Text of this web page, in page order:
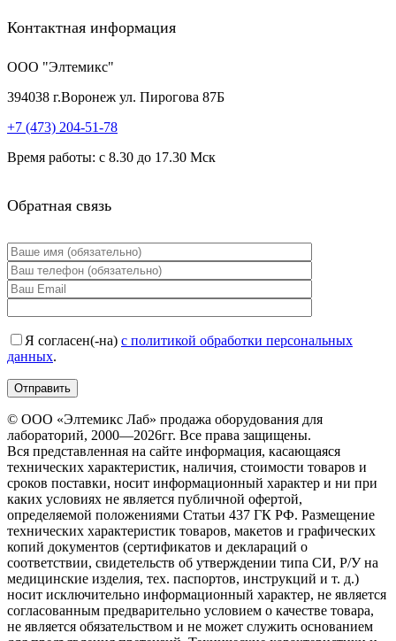
Контактная информация
ООО "Элтемикс"
394038 г.Воронеж ул. Пирогова 87Б
+7 (473) 204-51-78
Время работы: с 8.30 до 17.30 Мск
Обратная связь
Я согласен(-на) с политикой обработки персональных
данных.
© ООО «Элтемикс Лаб» продажа оборудования для
лабораторий, 2000—2026гг. Все права защищены.
Вся представленная на сайте информация, касающаяся
технических характеристик, наличия, стоимости товаров и
сроков поставки, носит информационный характер и ни при
каких условиях не является публичной офертой,
определяемой положениями Статьи 437 ГК РФ. Размещение
технических характеристик товаров, макетов и графических
копий документов (сертификатов и деклараций о
соответствии, свидетельств об утверждении типа СИ, Р/У на
медицинские изделия, тех. паспортов, инструкций и т. д.)
носит исключительно информационный характер, не является
согласованным предварительно условием о качестве товара,
не является обязательством и не может служить основанием